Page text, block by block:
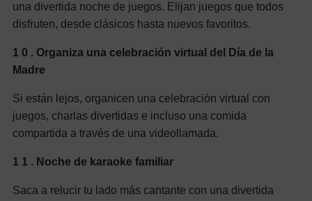
una divertida noche de juegos. Elijan juegos que todos
disfruten, desde clásicos hasta nuevos favoritos.
1 0 . Organiza una celebración virtual del Día de la
Madre
Si están lejos, organicen una celebración virtual con
juegos, charlas divertidas e incluso una comida
compartida a través de una videollamada.
1 1 . Noche de karaoke familiar
Saca a relucir tu lado más cantante con una divertida